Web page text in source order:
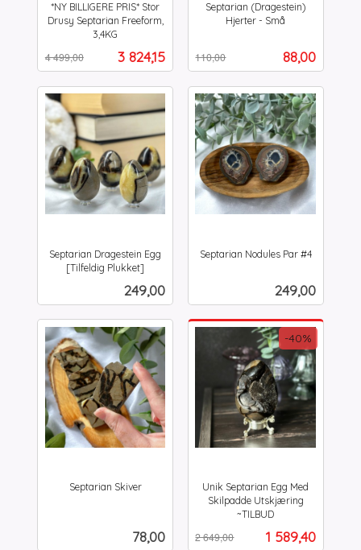
*NY BILLIGERE PRIS* Stor
Drusy Septarian Freeform,
3,4KG
Tilbud
3 824,15
4 499,00
mva.
Septarian (Dragestein)
Hjerter - Små
Tilbud
88,00
110,00
Septarian Dragestein Egg
[Tilfeldig Plukket]
Pris
249,00
Septarian Nodules Par #4
Pris
249,00
Septarian Skiver
Pris
78,00
Unik Septarian Egg Med
Skilpadde Utskjæring
~TILBUD
Tilbud
1 589,40
2 649,00
-40%
mva.